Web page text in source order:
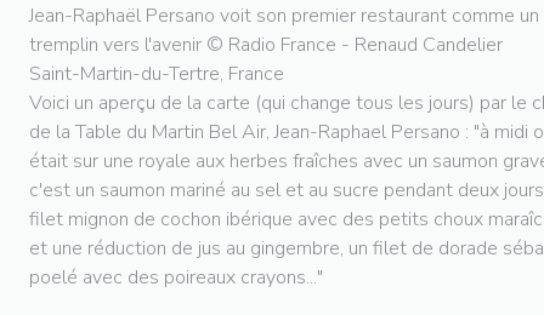
Jean-Raphaël Persano voit son premier restaurant comme un
tremplin vers l'avenir © Radio France - Renaud Candelier
Saint-Martin-du-Tertre, France
Voici un aperçu de la carte (qui change tous les jours) par le
de la Table du Martin Bel Air, Jean-Raphael Persano : "à midi
était sur une royale aux herbes fraîches avec un saumon
c'est un saumon mariné au sel et au sucre pendant deux
filet mignon de cochon ibérique avec des petits choux
et une réduction de jus au gingembre, un filet de dorade
poelé avec des poireaux crayons..."